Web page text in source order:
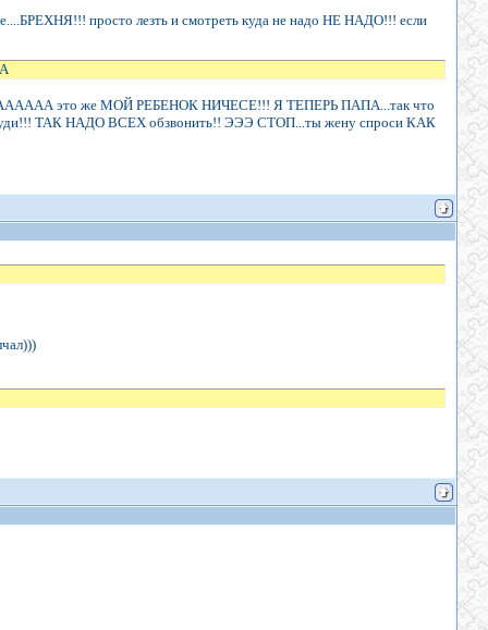
просто лезть и смотреть куда не надо НЕ НАДО!!! если
это же МОЙ РЕБЕНОК НИЧЕСЕ!!! Я ТЕПЕРЬ ПАПА...так что
ТАК НАДО ВСЕХ обзвонить!! ЭЭЭ СТОП...ты жену спроси КАК